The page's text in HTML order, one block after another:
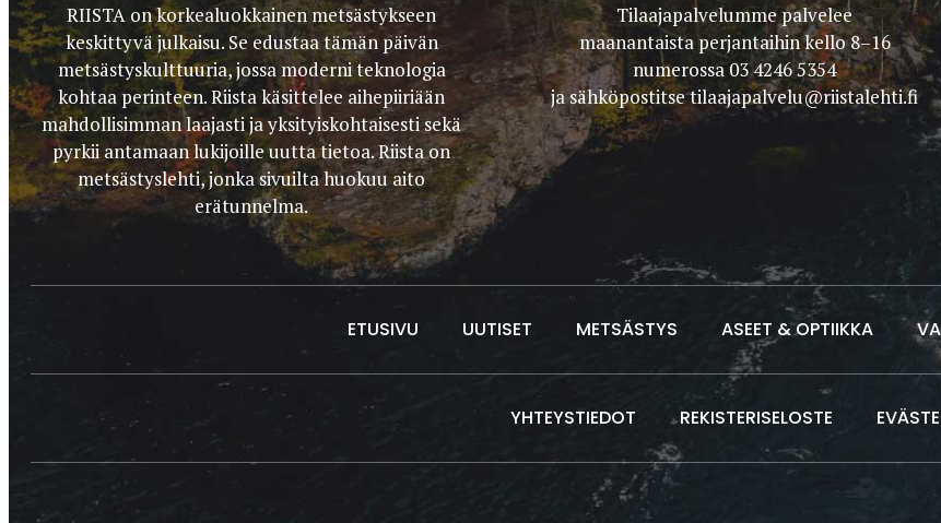
RIISTA on korkealuokkainen metsästykseen
keskittyvä julkaisu. Se edustaa tämän päivän
metsästyskulttuuria, jossa moderni teknologia
kohtaa perinteen. Riista käsittelee aihepiiriään
mahdollisimman laajasti ja yksityiskohtaisesti sekä
pyrkii antamaan lukijoille uutta tietoa. Riista on
metsästyslehti, jonka sivuilta huokuu aito
erätunnelma.
Tilaajapalvelumme palvelee
maanantaista perjantaihin kello 8–16
numerossa 03 4246 5354
ja sähköpostitsetilaajapalvelu@riistalehti.fi
ETUSIVU UUTISET METSÄSTYS ASEET & OPTIIKKA
YHTEYSTIEDOT REKISTERISELOSTE